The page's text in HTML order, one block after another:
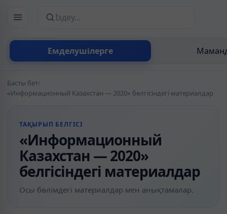
Емделушілерге
Сайттан іздеу
Басты бет/
«Информационный Казахстан — 2020» белгісіндегі материалдар
ТАҚЫРЫП БЕЛГІСІ
«Информационный
Казахстан — 2020»
белгісіндегі материалдар
Осы бөлімдегі материалдар мен анықтамалар.